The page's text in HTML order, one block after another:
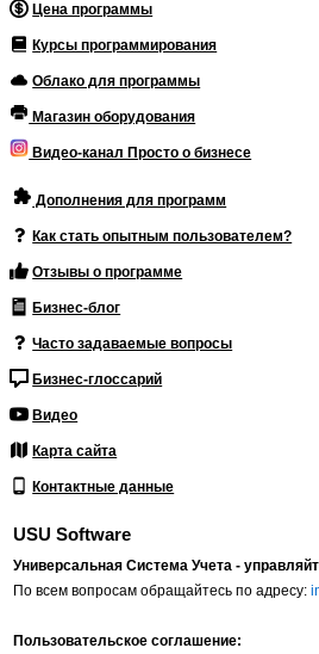
Цена программы
Курсы программирования
Облако для программы
Магазин оборудования
Видео-канал Просто о бизнесе
Дополнения для программ
Как стать опытным пользователем?
Отзывы о программе
Бизнес-блог
Часто задаваемые вопросы
Бизнес-глоссарий
Видео
Карта сайта
Контактные данные
USU Software
Универсальная Система Учета -
По всем вопросам обращайтесь по адресу:
Пользовательское соглашение: